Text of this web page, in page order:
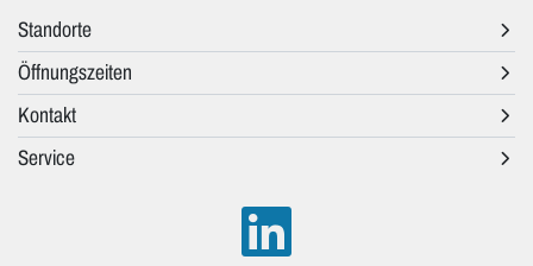
Standorte
Öffnungszeiten
Kontakt
Service